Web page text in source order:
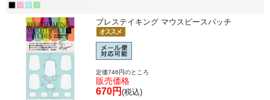
ブレステイキング マウスピースパッチ
定価746円のところ
販売価格
670円 (税込)